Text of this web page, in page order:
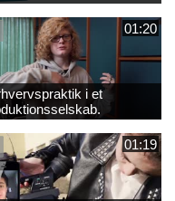
01:20
i et
01:19